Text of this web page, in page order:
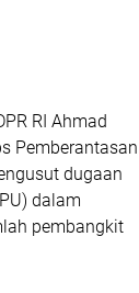
RI Ahmad
Pemberantasan
dugaan
dalam
pembangkit